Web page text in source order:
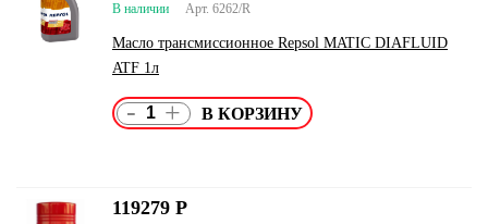
Арт. 6262/R
В наличии
Масло трансмиссионное Repsol MATIC DIAFLUID
ATF 1л
- +
119279 Р